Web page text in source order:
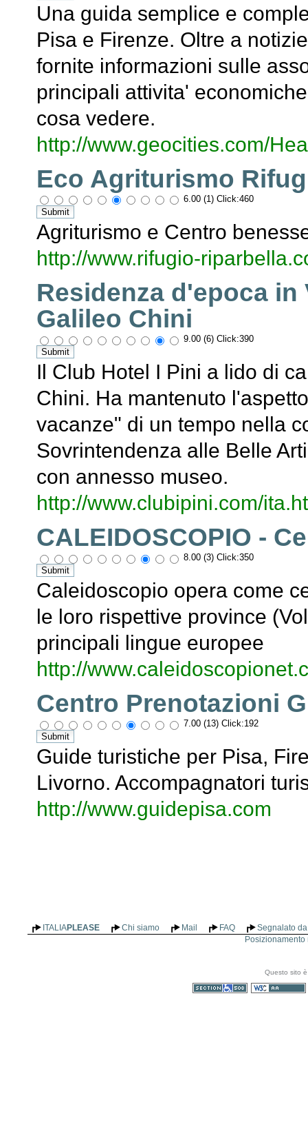
Una guida semplice e
Pisa e Firenze. Oltre a
fornite informazioni sulle
principali attivita'
cosa vedere.
http://www.geocities.com/
Eco Agriturismo
6.00 (1) Click:460
Agriturismo e Centro
http://www.rifugio-
Residenza d'epoca
Galileo Chini
9.00 (6) Click:390
Il Club Hotel I Pini a lido di
Chini. Ha mantenuto
vacanze" di un tempo nella
Sovrintendenza alle Belle
con annesso museo.
http://www.clubipini.com/
CALEIDOSCOPIO -
8.00 (3) Click:350
Caleidoscopio opera come
le loro rispettive province
principali lingue europee
http://
Centro Prenotazioni
7.00 (13) Click:192
Guide turistiche per Pisa,
Livorno. Accompagnatori
http://www.guidepisa.com
ITALIAPLEASE Chi siamo Mail FAQ
Segnalato
Questo sito